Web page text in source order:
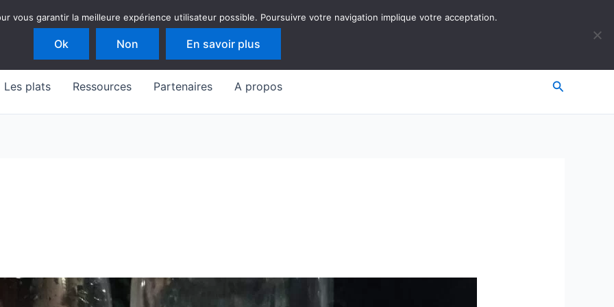
Les plats Ressources Partenaires A propos
vous garantir la meilleure expérience utilisateur possible. Poursuivre votre navigation implique votre acceptation.
Ok Non En savoir plus